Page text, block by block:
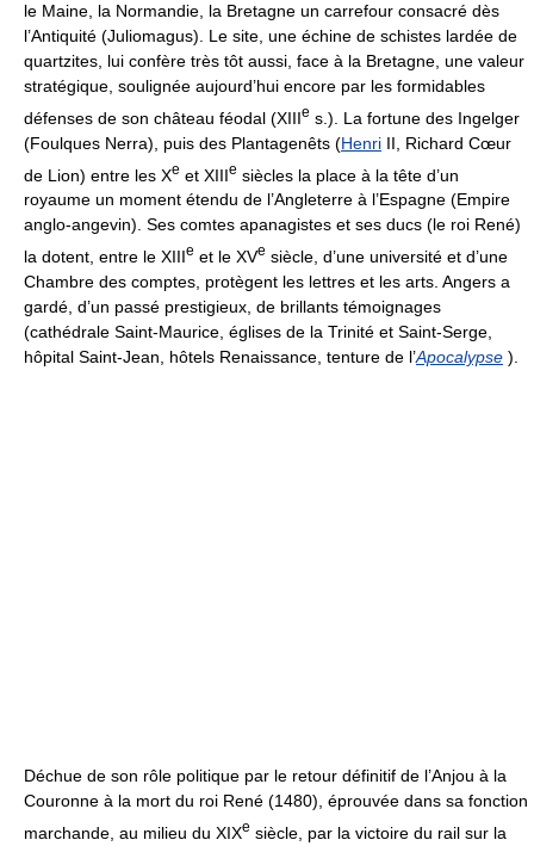
le Maine, la Normandie, la Bretagne un carrefour consacré dès
l’Antiquité (Juliomagus). Le site, une échine de schistes lardée de
quartzites, lui confère très tôt aussi, face à la Bretagne, une valeur
stratégique, soulignée aujourd’hui encore par les formidables
défenses de son château féodal (XIIIe s.). La fortune des Ingelger
(Foulques Nerra), puis des Plantagenêts (Henri II, Richard Cœur
de Lion) entre les Xe et XIIIe siècles la place à la tête d’un
royaume un moment étendu de l’Angleterre à l’Espagne (Empire
anglo-angevin). Ses comtes apanagistes et ses ducs (le roi René)
la dotent, entre le XIIIe et le XVe siècle, d’une université et d’une
Chambre des comptes, protègent les lettres et les arts. Angers a
gardé, d’un passé prestigieux, de brillants témoignages
(cathédrale Saint-Maurice, églises de la Trinité et Saint-Serge,
hôpital Saint-Jean, hôtels Renaissance, tenture de l’Apocalypse ).
Déchue de son rôle politique par le retour définitif de l’Anjou à la
Couronne à la mort du roi René (1480), éprouvée dans sa fonction
marchande, au milieu du XIXe siècle, par la victoire du rail sur la